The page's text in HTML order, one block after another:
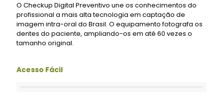
O Checkup Digital Preventivo une os conhecimentos do
profissional a mais alta tecnologia em captação de
imagem intra-oral do Brasil. O equipamento fotografa os
dentes do paciente, ampliando-os em até 60 vezes o
tamanho original.
Acesso Fácil